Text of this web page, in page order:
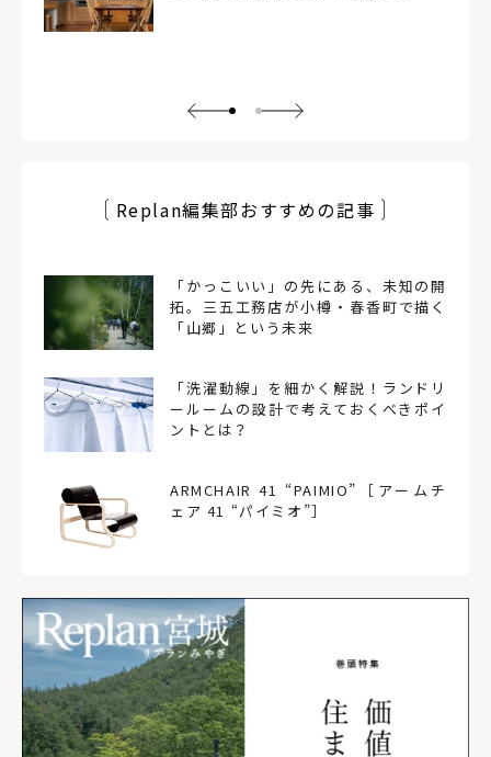
Replan編集部おすすめの記事
「かっこいい」の先にある、未知の開
拓。三五工務店が小樽・春香町で描く
「山郷」という未来
「洗濯動線」を細かく解説！ランドリ
ールームの設計で考えておくべきポイ
ントとは？
ARMCHAIR 41 “PAIMIO”［アームチ
ェア 41 “パイミオ”］